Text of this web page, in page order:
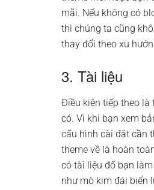
mãi. Nếu không có
thì chúng ta cũng
thay đổi theo xu
3. Tài liệu
Điều kiện tiếp theo là
có. Vì khi bạn xem
cấu hình cài đặt cần
theme về là hoàn
có tài liệu đố bạn
như mò kim đái biển